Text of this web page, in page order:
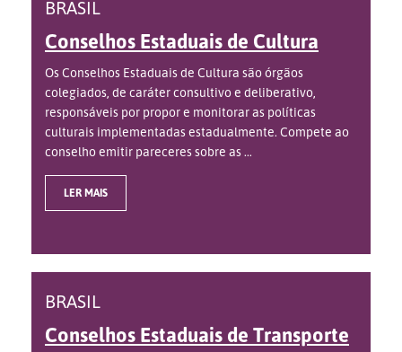
BRASIL
Conselhos Estaduais de Cultura
Os Conselhos Estaduais de Cultura são órgãos
colegiados, de caráter consultivo e deliberativo,
responsáveis por propor e monitorar as políticas
culturais implementadas estadualmente. Compete ao
conselho emitir pareceres sobre as ...
LER MAIS
BRASIL
Conselhos Estaduais de Transporte